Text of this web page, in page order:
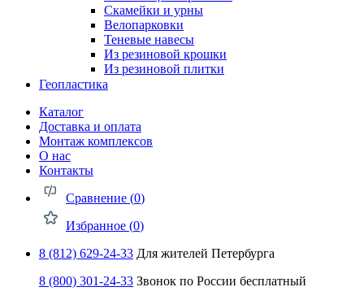
Скамейки и урны
Велопарковки
Теневые навесы
Из резиновой крошки
Из резиновой плитки
Геопластика
Каталог
Доставка и оплата
Монтаж комплексов
О нас
Контакты
Сравнение (0)
Избранное (0)
8 (812) 629-24-33 Для жителей Петербурга
8 (800) 301-24-33 Звонок по России бесплатный